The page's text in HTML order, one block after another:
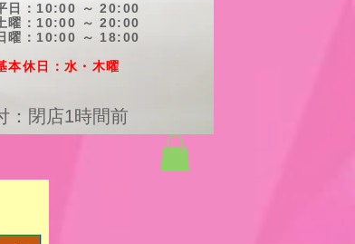
日：10:00 ～ 20:00
曜：10:00 ～ 20:00
曜：10:00 ～ 18:00
本休日：水・木曜
：閉店1時間前